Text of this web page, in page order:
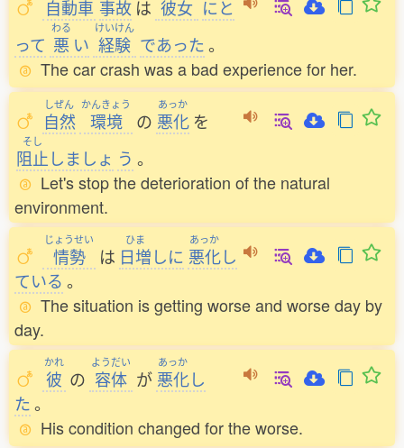
自動車 事故 は 彼女 にと
って
わる
悪 い
けいけん
経験 であった。
The car crash was a bad experience for her.
しぜん
自然
かんきょう
環境 の
あっか
悪化 を
そし
阻止しましょ う 。
Let's stop the deterioration of the natural
environment.
じょうせい
情勢 は
ひま
日増しに
あっか
悪化し
ている 。
The situation is getting worse and worse day by
day.
かれ
彼 の
ようだい
容体 が
あっか
悪化し
た。
His condition changed for the worse.